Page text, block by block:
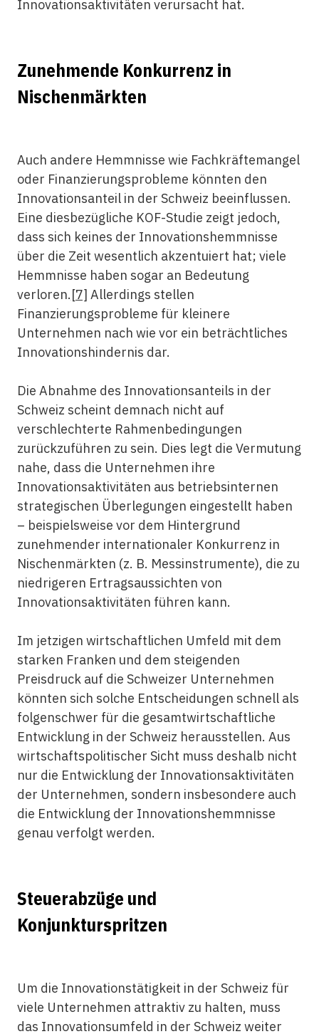
Innovationsaktivitäten verursacht hat.
Zunehmende Konkurrenz in
Nischenmärkten
Auch andere Hemmnisse wie Fachkräftemangel
oder Finanzierungsprobleme könnten den
Innovationsanteil in der Schweiz beeinflussen.
Eine diesbezügliche KOF-Studie zeigt jedoch,
dass sich keines der Innovationshemmnisse
über die Zeit wesentlich akzentuiert hat; viele
Hemmnisse haben sogar an Bedeutung
verloren.[7] Allerdings stellen
Finanzierungsprobleme für kleinere
Unternehmen nach wie vor ein beträchtliches
Innovationshindernis dar.
Die Abnahme des Innovationsanteils in der
Schweiz scheint demnach nicht auf
verschlechterte Rahmenbedingungen
zurückzuführen zu sein. Dies legt die Vermutung
nahe, dass die Unternehmen ihre
Innovationsaktivitäten aus betriebsinternen
strategischen Überlegungen eingestellt haben
– beispielsweise vor dem Hintergrund
zunehmender internationaler Konkurrenz in
Nischenmärkten (z. B. Messinstrumente), die zu
niedrigeren Ertragsaussichten von
Innovationsaktivitäten führen kann.
Im jetzigen wirtschaftlichen Umfeld mit dem
starken Franken und dem steigenden
Preisdruck auf die Schweizer Unternehmen
könnten sich solche Entscheidungen schnell als
folgenschwer für die gesamtwirtschaftliche
Entwicklung in der Schweiz herausstellen. Aus
wirtschaftspolitischer Sicht muss deshalb nicht
nur die Entwicklung der Innovationsaktivitäten
der Unternehmen, sondern insbesondere auch
die Entwicklung der Innovationshemmnisse
genau verfolgt werden.
Steuerabzüge und
Konjunkturspritzen
Um die Innovationstätigkeit in der Schweiz für
viele Unternehmen attraktiv zu halten, muss
das Innovationsumfeld in der Schweiz weiter